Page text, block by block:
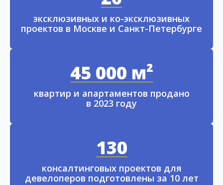
эксклюзивных и ко-эксклюзивных
проектов в Москве и Санкт-Петербурге
45 000 м²
квартир и апартаментов продано
в 2023 году
130
консалтинговых проектов для
девелоперов подготовлены за 10 лет